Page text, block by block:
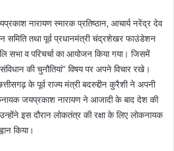
नारायण स्मारक प्रतिष्ठान, आचार्य नरेंद्र देव
समिति तथा पूर्व प्रधानमंत्री चंद्रशेखर फाउंडेशन
सभा व परिचर्चा का आयोजन किया गया। जिसमें
की चुनौतियां” विषय पर अपने विचार रखे।
के पूर्व राज्य मंत्री बदरुद्दीन कुरैशी ने अपनी
जयप्रकाश नारायण ने आजादी के बाद देश की
इस दौरान लोकतंत्र की रक्षा के लिए लोकनायक
किया।